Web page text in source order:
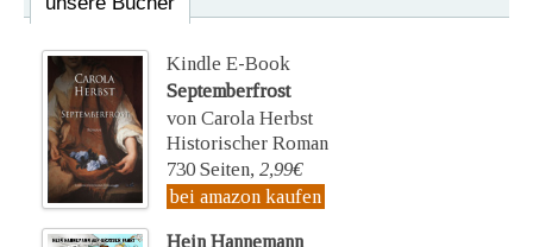
Kindle E-Book
Septemberfrost
von Carola Herbst
Historischer Roman
730 Seiten, 2,99€
bei amazon kaufen
Hein Hannemann